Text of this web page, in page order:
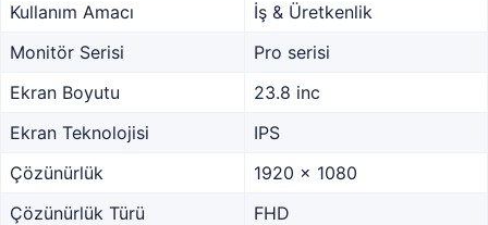
Kullanım Amacı
İş & Üretkenlik
Monitör Serisi
Pro serisi
Ekran Boyutu
23.8 inc
Ekran Teknolojisi
IPS
Çözünürlük
1920 x 1080
Çözünürlük Türü
FHD